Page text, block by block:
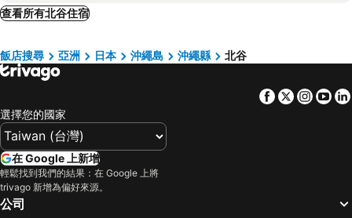
Hotel Flap Resort
LAPIN MIHAMA Residence Hotel
RIHGA Royal Resort Okinawa Chatan
Sunset Resort Mihama
Seaside Condominium Rana Chatan
沖繩北谷希爾頓度假酒店
MB GALLERY CHATAN by THE TERRACE HOTELS
Mr.KINJO in GRAND BLUE CHATAN
The Beach Tower Okinawa
Grandioso Okinawa Villa Onna 3
Haebaru, 沖繩島 飯店
Higashi, 沖繩島 飯店
Nakagusuku, 沖繩島 飯店
Ie, 沖繩島 飯店
名護, 沖繩島 飯店
恩納, 沖繩島 飯店
Kitakagusuku, 沖繩島 飯店
讀谷村, 沖繩島 飯店
大阪, 近畿 飯店
查看所有北谷住宿
飯店搜尋 亞洲 日本 沖繩島 沖繩縣 北谷
Facebook
Twitter
選擇您的國家
在 Google 上新增
輕鬆找到我們的結果：在 Google 上將
trivago 新增為偏好來源。
公司